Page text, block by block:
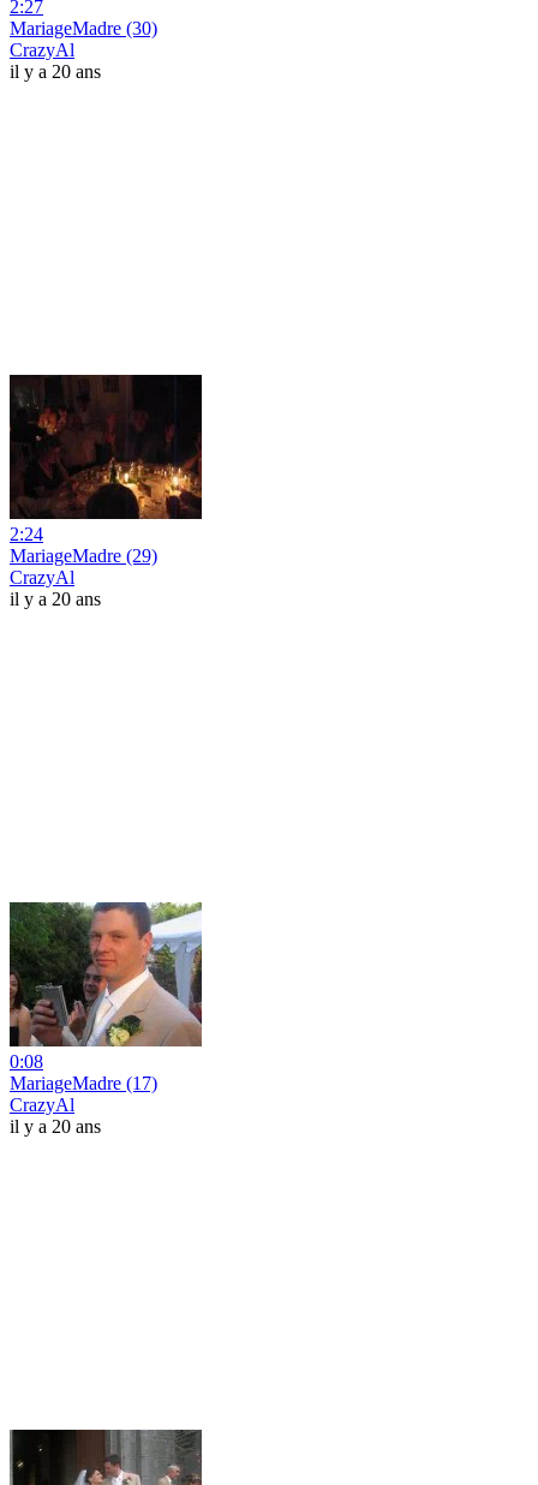
2:27
MariageMadre (30)
CrazyAl
il y a 20 ans
2:24
MariageMadre (29)
CrazyAl
il y a 20 ans
0:08
MariageMadre (17)
CrazyAl
il y a 20 ans